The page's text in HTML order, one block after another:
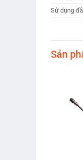
Sử dụng
Sản